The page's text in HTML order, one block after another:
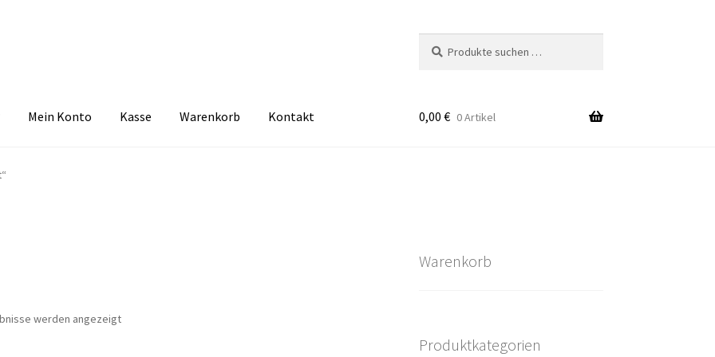
nach:
Mein Konto Kasse Warenkorb Kontakt 0,00 € 0 Artikel
werden angezeigtNach
Warenkorb
Produktkategorien